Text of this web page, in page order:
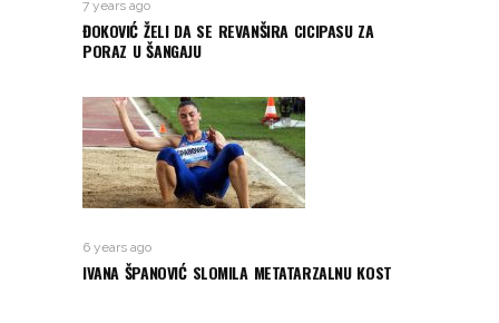
7 years ago
ĐOKOVIĆ ŽELI DA SE REVANŠIRA CICIPASU ZA
PORAZ U ŠANGAJU
6 years ago
IVANA ŠPANOVIĆ SLOMILA METATARZALNU KOST